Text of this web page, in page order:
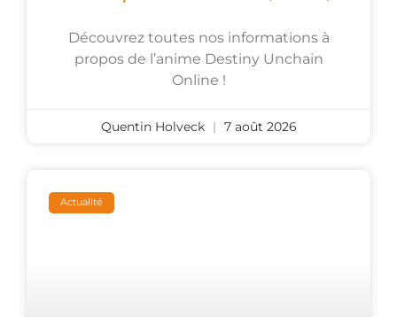
Découvrez toutes nos informations à
propos de l’anime Destiny Unchain
Online !
Quentin Holveck 7 août 2026
Actualité